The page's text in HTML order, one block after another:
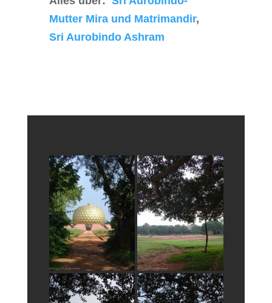
Mutter Mira und Matrimandir,
Sri Aurobindo Ashram